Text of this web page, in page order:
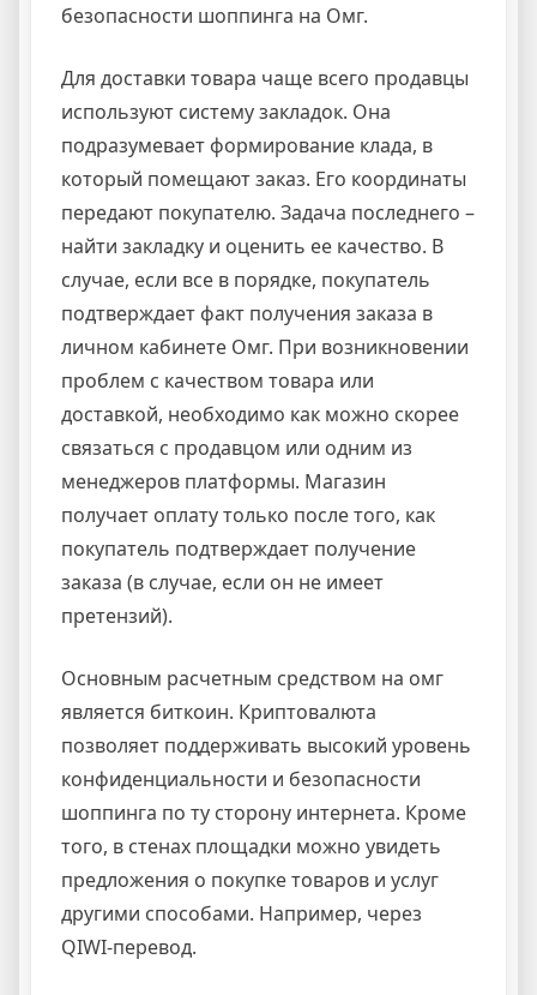
безопасности шоппинга на Омг.
Для доставки товара чаще всего продавцы
используют систему закладок. Она
подразумевает формирование клада, в
который помещают заказ. Его координаты
передают покупателю. Задача последнего –
найти закладку и оценить ее качество. В
случае, если все в порядке, покупатель
подтверждает факт получения заказа в
личном кабинете Омг. При возникновении
проблем с качеством товара или
доставкой, необходимо как можно скорее
связаться с продавцом или одним из
менеджеров платформы. Магазин
получает оплату только после того, как
покупатель подтверждает получение
заказа (в случае, если он не имеет
претензий).
Основным расчетным средством на омг
является биткоин. Криптовалюта
позволяет поддерживать высокий уровень
конфиденциальности и безопасности
шоппинга по ту сторону интернета. Кроме
того, в стенах площадки можно увидеть
предложения о покупке товаров и услуг
другими способами. Например, через
QIWI-перевод.